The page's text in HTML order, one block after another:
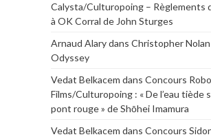
Calysta/Culturopoing – Règlements
à OK Corral de John Sturges
Arnaud Alarydans Christopher
Odyssey
Vedat Belkacem dans Concours
Films/Culturopoing : « De l’eau tiède
pont rouge » de Shōhei Imamura
Vedat Belkacem dans Concours